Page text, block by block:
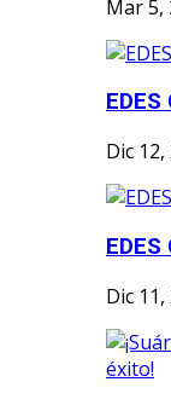
Mar 5,
Dic 12,
Dic 11,